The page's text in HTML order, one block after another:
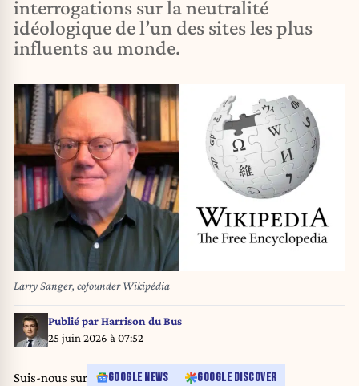
interrogations sur la neutralité
idéologique de l’un des sites les plus
influents au monde.
Larry Sanger, cofounder Wikipédia
Publié parHarrison du Bus
25 juin 2026 à 07:52
Suis-nous sur GOOGLE NEWS GOOGLE DISCOVER